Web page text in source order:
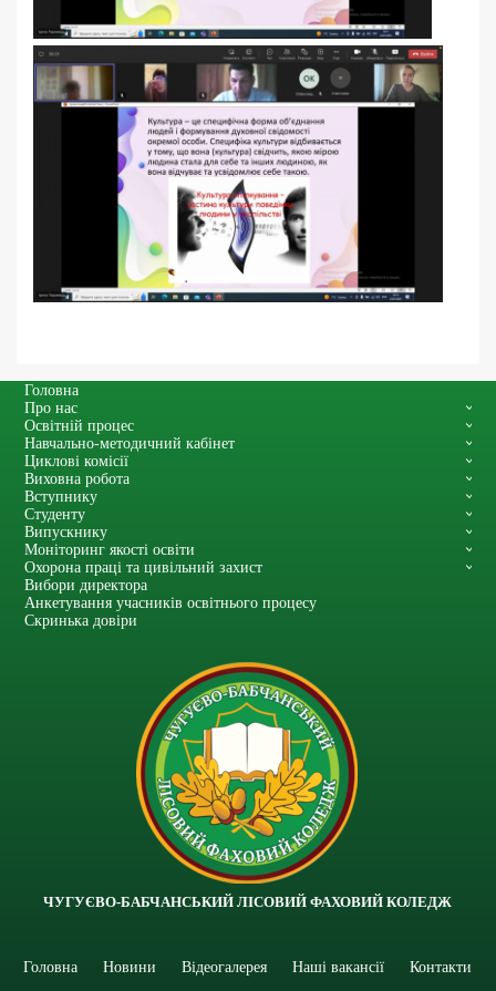
Головна
Про нас
Освітній процес
Навчально-методичний кабінет
Циклові комісії
Виховна робота
Вступнику
Студенту
Випускнику
Моніторинг якості освіти
Охорона праці та цивільний захист
Вибори директора
Анкетування учасників освітнього процесу
Скринька довіри
ЧУГУЄВО-БАБЧАНСЬКИЙ ЛІСОВИЙ ФАХОВИЙ КОЛЕДЖ
Головна Новини Відеогалерея Наші вакансії Контакти